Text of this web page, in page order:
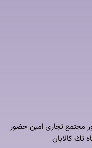
مجتمع تجاری امين حضور